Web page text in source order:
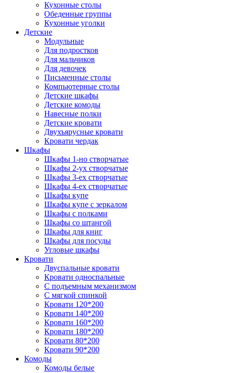
Кухонные столы
Обеденные группы
Кухонные уголки
Детские
Модульные
Для подростков
Для мальчиков
Для девочек
Письменные столы
Компьютерные столы
Детские шкафы
Детские комоды
Навесные полки
Детские кровати
Двухъярусные кровати
Кровати чердак
Шкафы
Шкафы 1-но створчатые
Шкафы 2-ух створчатые
Шкафы 3-ех створчатые
Шкафы 4-ех створчатые
Шкафы купе
Шкафы купе с зеркалом
Шкафы с полками
Шкафы со штангой
Шкафы для книг
Шкафы для посуды
Угловые шкафы
Кровати
Двуспальные кровати
Кровати односпальные
С подъемным механизмом
С мягкой спинкой
Кровати 120*200
Кровати 140*200
Кровати 160*200
Кровати 180*200
Кровати 80*200
Кровати 90*200
Комоды
Комоды белые